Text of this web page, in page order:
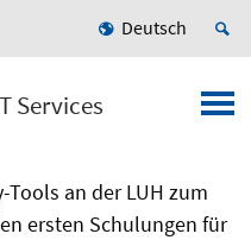
Deutsch
Services
an der LUH zum
ersten Schulungen für